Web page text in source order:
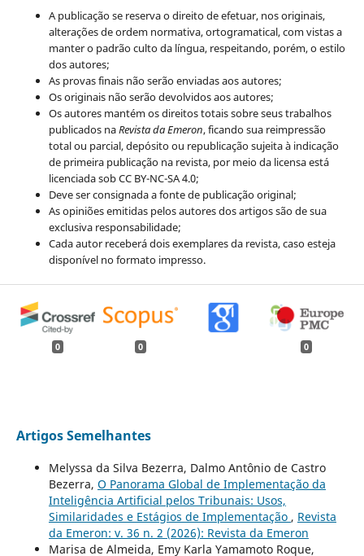
A publicação se reserva o direito de efetuar, nos originais,
alterações de ordem normativa, ortogramatical, com vistas a
manter o padrão culto da língua, respeitando, porém, o estilo
dos autores;
As provas finais não serão enviadas aos autores;
Os originais não serão devolvidos aos autores;
Os autores mantém os direitos totais sobre seus trabalhos
publicados naRevista da Emeron, ficando sua reimpressão
total ou parcial, depósito ou republicação sujeita à indicação
de primeira publicação na revista, por meio da licensa está
licenciada sob CC BY-NC-SA 4.0;
Deve ser consignada a fonte de publicação original;
As opiniões emitidas pelos autores dos artigos são de sua
exclusiva responsabilidade;
Cada autor receberá dois exemplares da revista, caso esteja
disponível no formato impresso.
0 0 0
Artigos Semelhantes
Melyssa da Silva Bezerra, Dalmo Antônio de Castro
Bezerra, O Panorama Global de Implementação da
Inteligência Artificial pelos Tribunais: Usos,
Similaridades e Estágios de Implementação , Revista
da Emeron: v. 36 n. 2 (2026): Revista da Emeron
Marisa de Almeida, Emy Karla Yamamoto Roque,